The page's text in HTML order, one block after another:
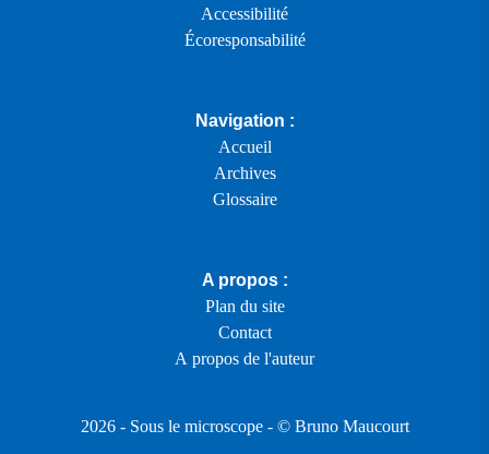
Navigation :
Accueil
Archives
Glossaire
A propos :
Plan du site
Contact
A propos de l'auteur
Accessibilité
Écoresponsabilité
2026 - Sous le microscope- © Bruno Maucourt